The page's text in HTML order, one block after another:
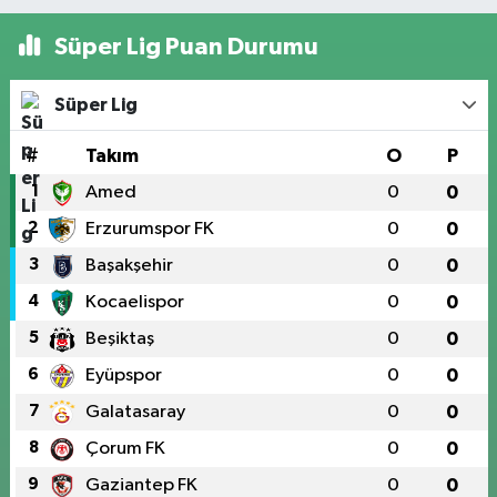
Süper Lig Puan Durumu
Süper Lig
# Takım O P
1 Amed 0 0
2 Erzurumspor FK 0 0
3 Başakşehir 0 0
4 Kocaelispor 0 0
5 Beşiktaş 0 0
6 Eyüpspor 0 0
7 Galatasaray 0 0
8 Çorum FK 0 0
9 Gaziantep FK 0 0